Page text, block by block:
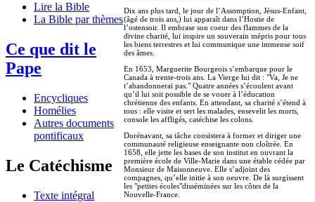
Lire la Bible
La Bible par thèmes
Ce que dit le
Pape
Encycliques
Homélies
Autres documents
pontificaux
Le Catéchisme
Texte intégral
Dix ans plus tard, le jour de l’Assomption, Jésus-Enfant,
(âgé de trois ans,) lui apparaît dans l’Hostie de
l’ostensoir. Il embrase son coeur des flammes de la
divine charité, lui inspire un souverain mépris pour tous
les biens terrestres et lui communique une immense soif
des âmes.
En 1653, Marguerite Bourgeois s’embarque pour le
Canada à trente-trois ans. La Vierge lui dit : "Va, Je ne
t’abandonnerai pas." Quatre années s’écoulent avant
qu’il lui soit possible de se vouer à l’éducation
chrétienne des enfants. En attendant, sa charité s’étend à
tous : elle visite et sert les malades, ensevelit les morts,
console les affligés, catéchise les colons.
Dorénavant, sa tâche consistera à former et diriger une
communauté religieuse enseignante non cloîtrée. En
1658, elle jette les bases de son institut en ouvrant la
première école de Ville-Marie dans une étable cédée par
Monsieur de Maisonneuve. Elle s’adjoint des
compagnes, qu’elle initie à son oeuvre. De là surgissent
les "petites écoles"disséminées sur les côtes de la
Nouvelle-France.